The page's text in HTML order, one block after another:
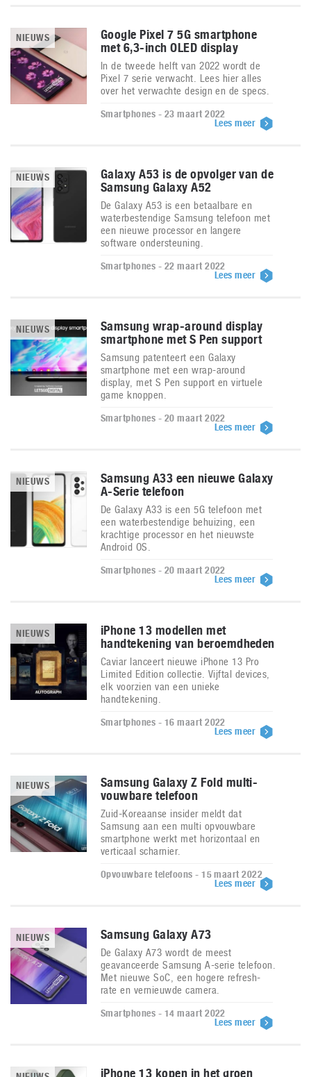
NIEUWS
Google Pixel 7 5G smartphone
met 6,3-inch OLED display
In de tweede helft van 2022 wordt de
Pixel 7 serie verwacht. Lees hier alles
over het verwachte design en de specs.
Smartphones - 23 maart 2022
Lees meer
NIEUWS
Galaxy A53 is de opvolger van de
Samsung Galaxy A52
De Galaxy A53 is een betaalbare en
waterbestendige Samsung telefoon met
een nieuwe processor en langere
software ondersteuning.
Smartphones - 22 maart 2022
Lees meer
NIEUWS
Samsung wrap-around display
smartphone met S Pen support
Samsung patenteert een Galaxy
smartphone met een wrap-around
display, met S Pen support en virtuele
game knoppen.
Smartphones - 20 maart 2022
Lees meer
NIEUWS
Samsung A33 een nieuwe Galaxy
A-Serie telefoon
De Galaxy A33 is een 5G telefoon met
een waterbestendige behuizing, een
krachtige processor en het nieuwste
Android OS.
Smartphones - 20 maart 2022
Lees meer
NIEUWS
iPhone 13 modellen met
handtekening van beroemdheden
Caviar lanceert nieuwe iPhone 13 Pro
Limited Edition collectie. Vijftal devices,
elk voorzien van een unieke
handtekening.
Smartphones - 16 maart 2022
Lees meer
NIEUWS
Samsung Galaxy Z Fold multi-
vouwbare telefoon
Zuid-Koreaanse insider meldt dat
Samsung aan een multi opvouwbare
smartphone werkt met horizontaal en
verticaal scharnier.
Opvouwbare telefoons - 15 maart 2022
Lees meer
NIEUWS Samsung Galaxy A73
De Galaxy A73 wordt de meest
geavanceerde Samsung A-serie telefoon.
Met nieuwe SoC, een hogere refresh-
rate en vernieuwde camera.
Smartphones - 14 maart 2022
Lees meer
iPhone 13 kopen in het groen